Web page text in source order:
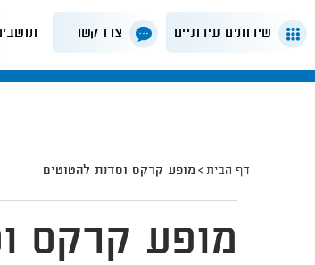
שירותים עירוניים צרו קשר
דף הבית מופע קרקס וסדנת להטוטים
מופע קרקס